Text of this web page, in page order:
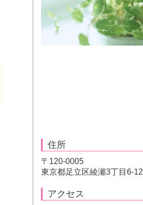
住所
〒120-0005
東京都足立区綾瀬3丁目6-12
アクセス